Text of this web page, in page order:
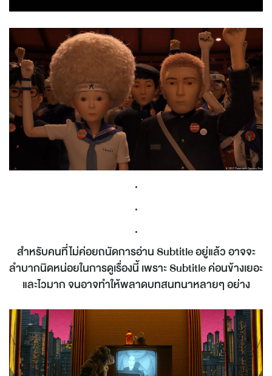
.
.
.
สำหรับคนที่ไม่ค่อยถนัดการอ่าน Subtitle อยู่แล้ว อาจจะ
ลำบากนิดหน่อยในการดูเรื่องนี้ เพราะ Subtitle ค่อนข้างเยอะ
และไวมาก จนอาจทำให้พลาดบทสนทนาหลายๆ อย่าง